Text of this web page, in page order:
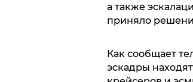
а также
приняло
Как сообщает
эскадры